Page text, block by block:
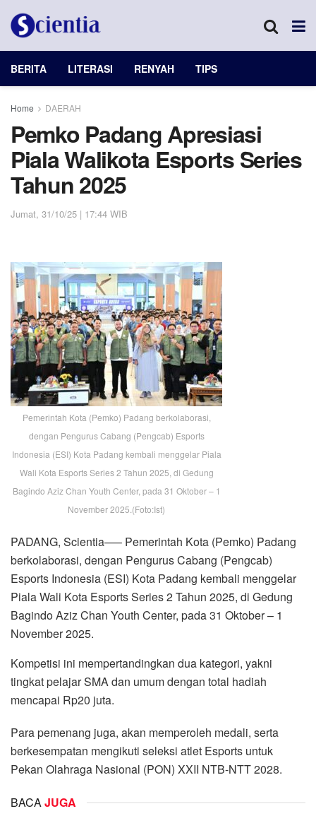
BERITA LITERASI RENYAH TIPS
Home DAERAH
Pemko Padang Apresiasi
Piala Walikota Esports Series
Tahun 2025
Jumat, 31/10/25 | 17:44 WIB
Pemerintah Kota (Pemko) Padang berkolaborasi,
dengan Pengurus Cabang (Pengcab) Esports
Indonesia (ESI) Kota Padang kembali menggelar Piala
Wali Kota Esports Series 2 Tahun 2025, di Gedung
Bagindo Aziz Chan Youth Center, pada 31 Oktober – 1
November 2025.(Foto:Ist)
PADANG, Scientia—– Pemerintah Kota (Pemko) Padang
berkolaborasi, dengan Pengurus Cabang (Pengcab)
Esports Indonesia (ESI) Kota Padang kembali menggelar
Piala Wali Kota Esports Series 2 Tahun 2025, di Gedung
Bagindo Aziz Chan Youth Center, pada 31 Oktober – 1
November 2025.
Kompetisi ini mempertandingkan dua kategori, yakni
tingkat pelajar SMA dan umum dengan total hadiah
mencapai Rp20 juta.
Para pemenang juga, akan memperoleh medali, serta
berkesempatan mengikuti seleksi atlet Esports untuk
Pekan Olahraga Nasional (PON) XXII NTB-NTT 2028.
BACAJUGA